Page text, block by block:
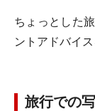
ちょっとした
ントアドバイ
旅行での